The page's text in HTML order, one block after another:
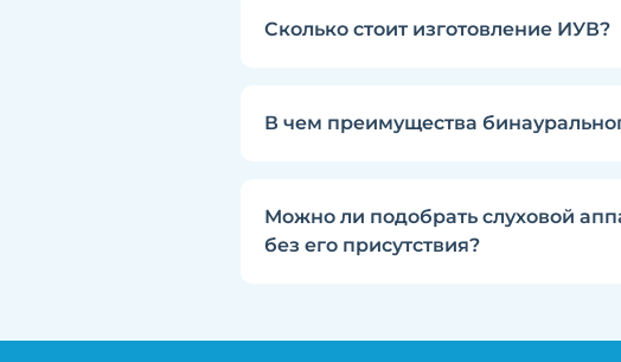
Сколько стоит изготовление ИУВ?
В чем преимущества
Можно ли подобрать слуховой
без его присутствия?